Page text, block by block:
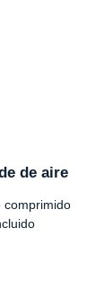
de aire
comprimido